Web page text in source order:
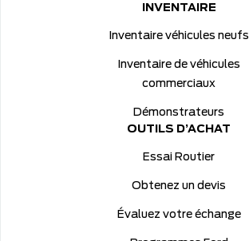
INVENTAIRE
Inventaire véhicules neufs
Inventaire de véhicules
commerciaux
Démonstrateurs
OUTILS D’ACHAT
Essai Routier
Obtenez un devis
Évaluez votre échange